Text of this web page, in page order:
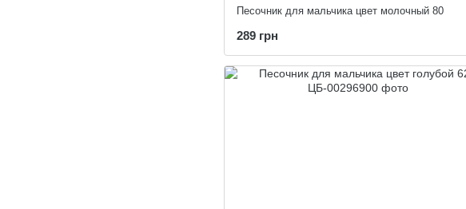
Песочник для мальчика цвет молочный 80
289 грн